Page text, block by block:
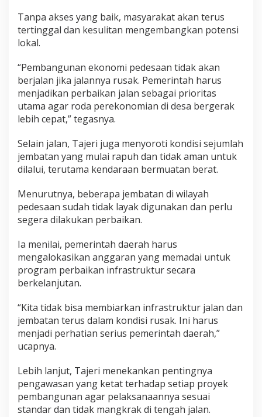
Tanpa akses yang baik, masyarakat akan terus
tertinggal dan kesulitan mengembangkan potensi
lokal.
“Pembangunan ekonomi pedesaan tidak akan
berjalan jika jalannya rusak. Pemerintah harus
menjadikan perbaikan jalan sebagai prioritas
utama agar roda perekonomian di desa bergerak
lebih cepat,” tegasnya.
Selain jalan, Tajeri juga menyoroti kondisi sejumlah
jembatan yang mulai rapuh dan tidak aman untuk
dilalui, terutama kendaraan bermuatan berat.
Menurutnya, beberapa jembatan di wilayah
pedesaan sudah tidak layak digunakan dan perlu
segera dilakukan perbaikan.
Ia menilai, pemerintah daerah harus
mengalokasikan anggaran yang memadai untuk
program perbaikan infrastruktur secara
berkelanjutan.
“Kita tidak bisa membiarkan infrastruktur jalan dan
jembatan terus dalam kondisi rusak. Ini harus
menjadi perhatian serius pemerintah daerah,”
ucapnya.
Lebih lanjut, Tajeri menekankan pentingnya
pengawasan yang ketat terhadap setiap proyek
pembangunan agar pelaksanaannya sesuai
standar dan tidak mangkrak di tengah jalan.